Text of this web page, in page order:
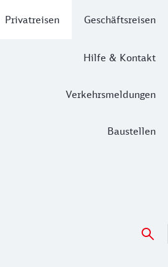
Privatreisen Geschäftsreisen
Hilfe & Kontakt
Verkehrsmeldungen
Baustellen